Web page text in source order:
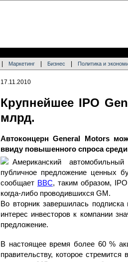
Маркетинг Бизнес Политика и
17.11.2010
Крупнейшее IPO
млрд.
Автоконцерн General Motors
ввиду повышенного спроса
Американский
публичное предложение ценных
сообщает BBC, таким образом,
когда-либо проводившихся GM.
Во вторник завершилась
интерес инвесторов к компании
предложение.
В настоящее время более 60 %
правительству, которое